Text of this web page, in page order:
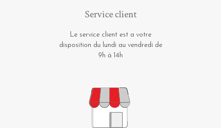
Service client
Le service client est a votre
disposition du lundi au vendredi de
9h à 14h